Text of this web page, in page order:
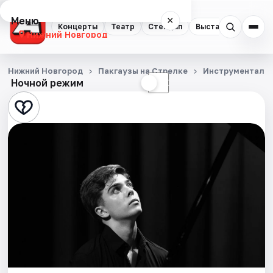
Концерты Театр Стендап Выставки
Меню ×
Нижний Новгород
Концерты
Театр
Стендап
Ночной режим ☾
Нижний Новгород Пакгаузы на Стрелке